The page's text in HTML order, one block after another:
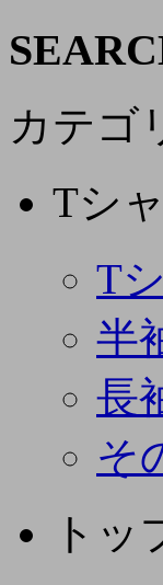
カテゴ
Tシ
T
半
長
そ
トッ